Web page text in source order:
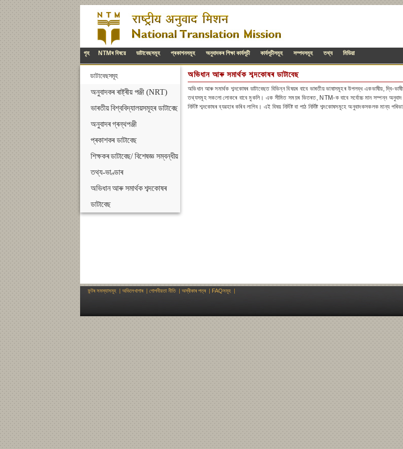
গৃহ NTMৰ বিষয়ে ডাটাবেছসমূহ প্ৰকাশনসমূহ অনুবাদকৰ শিক্ষা কাৰ্যসূচী কাৰ্যসূচীসমূহ সম্পদসমূহ তথ্য মিডিয়া
ডাটাবেছসমূহ
অনুবাদকৰ ৰাষ্ট্ৰীয় পঞ্জী (NRT)
ভাৰতীয় বিশ্ববিদ্যালয়সমূহৰ ডাটাবেছ
অনুবাদৰ গ্ৰন্থপঞ্জী
প্ৰকাশকৰ ডাটাবেছ
শিক্ষকৰ ডাটাবেছ/ বিশেষজ্ঞ সম্বন্ধীয়
তথ্য-ভাণ্ডাৰ
অভিধান আৰু সমাৰ্থক শব্দকোষৰ
ডাটাবেছ
অভিধান আৰু সমাৰ্থক শব্দকোষৰ ডাটাবেছ
অভিধান আৰু সমাৰ্থক শব্দকোষৰ ডাটাবেছত বিভিন্ন বিষয়ৰ বাবে ভাৰতীয় ভাষাসমূহৰ উপলব্ধ একভাষীয়,
তথ্যসমূহ সকলো লোকৰে বাবে মুকলি। এক সীমিত সময়ৰ ভিতৰত, NTM-ক বাবে সৰ্বোচ্চ মান সম্পন্ন অনুবাদ
নিৰ্দিষ্ট শব্দকোষৰ ব্যৱহাৰ কৰিব লাগিব। এই বিষয় নিৰ্দিষ্ট বা পাঠ নিৰ্দিষ্ট শব্দকোষসমূহে অনুবাদকসকলক মান্য
ফন্টৰ সমস্যাসমূহ | অভিলেখাগাৰ| গোপনীয়তা নীতি| অস্বীকাৰ পত্ৰ| FAQসমূহ |